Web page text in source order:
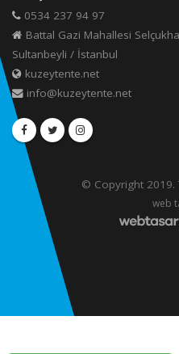
0534 237 94 97
Battal Gazi Mahallesi
Sultanbeyli / İstanbul
kuzeytente.net
info@kuzeytente.net
© Copyright 2019.
web